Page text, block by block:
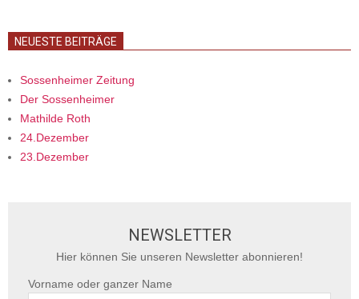
NEUESTE BEITRÄGE
Sossenheimer Zeitung
Der Sossenheimer
Mathilde Roth
24.Dezember
23.Dezember
NEWSLETTER
Hier können Sie unseren Newsletter abonnieren!
Vorname oder ganzer Name